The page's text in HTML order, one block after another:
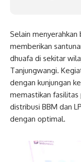
Selain
memberikan
dhuafa di sekitar
Tanjungwangi.
dengan kunjungan
memastikan fasilitas
distribusi BBM dan
dengan optimal.